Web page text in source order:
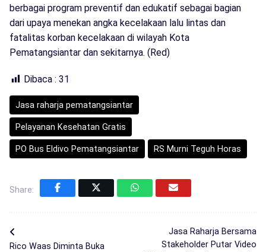
berbagai program preventif dan edukatif sebagai bagian
dari upaya menekan angka kecelakaan lalu lintas dan
fatalitas korban kecelakaan di wilayah Kota
Pematangsiantar dan sekitarnya. (Red)
Dibaca : 31
Jasa raharja pematangsiantar
Pelayanan Kesehatan Gratis
PO Bus Eldivo Pematangsiantar RS Murni Teguh Horas
Share:
Rico Waas Diminta Buka
Jasa Raharja Bersama
Stakeholder Putar Video